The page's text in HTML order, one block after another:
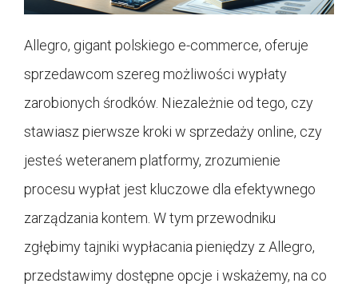
Allegro, gigant polskiego e-commerce, oferuje
sprzedawcom szereg możliwości wypłaty
zarobionych środków. Niezależnie od tego, czy
stawiasz pierwsze kroki w sprzedaży online, czy
jesteś weteranem platformy, zrozumienie
procesu wypłat jest kluczowe dla efektywnego
zarządzania kontem. W tym przewodniku
zgłębimy tajniki wypłacania pieniędzy z Allegro,
przedstawimy dostępne opcje i wskażemy, na co